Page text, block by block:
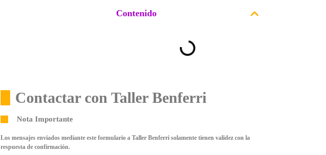
Contenido
Contactar con Taller Benferri
Nota Importante
Los mensajes enviados mediante este formulario a Taller Benferri solamente tienen validez con la
respuesta de confirmación.